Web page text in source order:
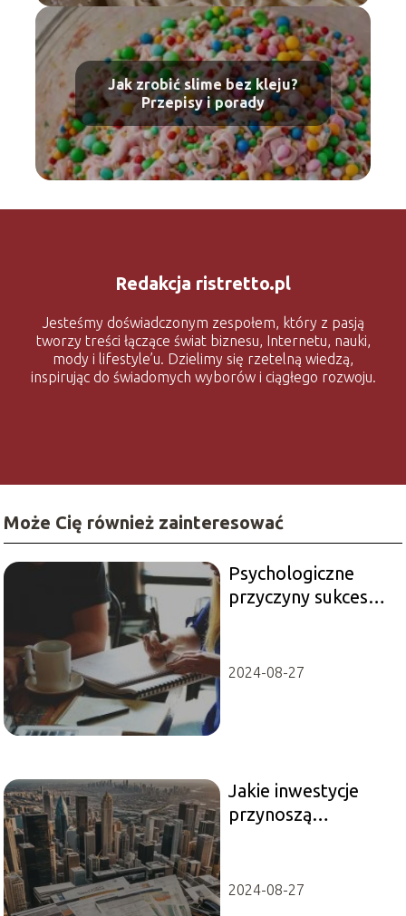
Jak zrobić slime bez kleju?
Przepisy i porady
Redakcja ristretto.pl
Jesteśmy doświadczonym zespołem, który z pasją
tworzy treści łączące świat biznesu, Internetu, nauki,
mody i lifestyle’u. Dzielimy się rzetelną wiedzą,
inspirując do świadomych wyborów i ciągłego rozwoju.
Może Cię również zainteresować
Psychologiczne
przyczyny sukcesu i
na czym polega?
2024-08-27
Jakie inwestycje
przynoszą
2024-08-27